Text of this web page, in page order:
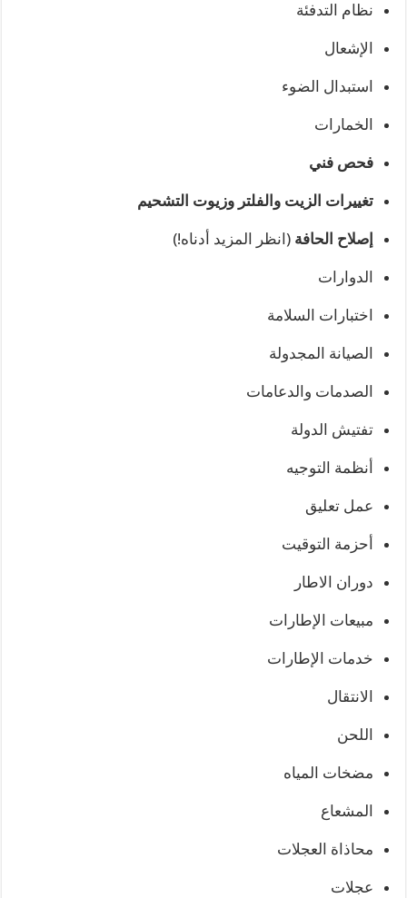
نظام التدفئة
الإشعال
استبدال الضوء
الخمارات
فحص فني
تغييرات الزيت والفلتر وزيوت التشحيم
إصلاح الحافة (انظر المزيد أدناه!)
الدوارات
اختبارات السلامة
الصيانة المجدولة
الصدمات والدعامات
تفتيش الدولة
أنظمة التوجيه
عمل تعليق
أحزمة التوقيت
دوران الاطار
مبيعات الإطارات
خدمات الإطارات
الانتقال
اللحن
مضخات المياه
المشعاع
محاذاة العجلات
عجلات